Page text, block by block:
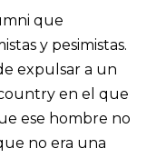
que
y pesimistas.
expulsar a un
en el que
ese hombre no
no era una